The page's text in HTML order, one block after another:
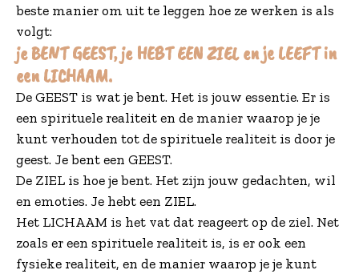
beste manier om uit te leggen hoe ze werken is als
volgt:
je BENT GEEST, je HEBT EEN ZIEL en je LEEFT in
een LICHAAM.
De GEEST is wat je bent. Het is jouw essentie. Er is
een spirituele realiteit en de manier waarop je je
kunt verhouden tot de spirituele realiteit is door je
geest. Je bent een GEEST.
De ZIEL is hoe je bent. Het zijn jouw gedachten, wil
en emoties. Je hebt een ZIEL.
Het LICHAAM is het vat dat reageert op de ziel. Net
zoals er een spirituele realiteit is, is er ook een
fysieke realiteit, en de manier waarop je je kunt